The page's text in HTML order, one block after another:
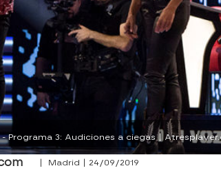
- Programa 3: Audiciones a ciegas |
| Madrid | 24/09/2019